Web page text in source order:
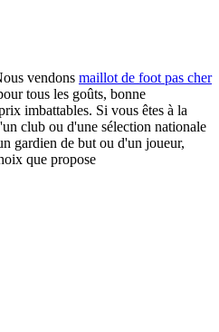
vendons maillot de foot pas cher
tous les goûts, bonne
imbattables. Si vous êtes à la
club ou d'une sélection nationale
gardien de but ou d'un joueur,
que propose